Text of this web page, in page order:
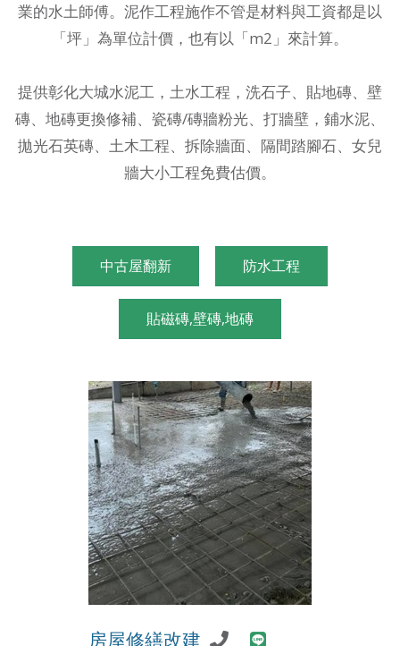
業的水土師傅。泥作工程施作不管是材料與工資都是以
「坪」為單位計價，也有以「m2」來計算。
提供彰化大城水泥工，土水工程 ，洗石子、貼地磚、壁
磚、地磚更換修補、瓷磚/磚牆粉光、打牆壁，鋪水泥、
拋光石英磚、土木工程、拆除牆面、隔間踏腳石、女兒
牆大小工程免費估價。
中古屋翻新 防水工程
貼磁磚,壁磚,地磚
房屋修繕改建